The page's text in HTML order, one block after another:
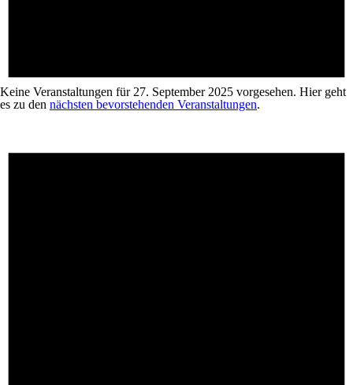
Keine Veranstaltungen für 27. September 2025 vorgesehen. Hier geht
es zu den nächsten bevorstehenden Veranstaltungen.